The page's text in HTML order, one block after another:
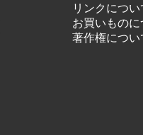
リンクについ
お買いものに
著作権につい